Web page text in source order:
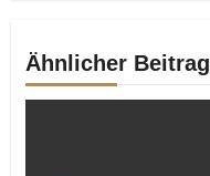
Ähnlicher Beitrag